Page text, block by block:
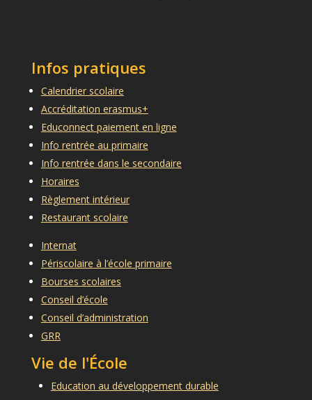
Infos pratiques
Calendrier scolaire
Accréditation erasmus+
Educonnect paiement en ligne
Info rentrée au primaire
Info rentrée dans le secondaire
Horaires
Règlement intérieur
Restaurant scolaire
Internat
Périscolaire à l’école primaire
Bourses scolaires
Conseil d’école
Conseil d’administration
GRR
Vie de l'École
Education au développement durable